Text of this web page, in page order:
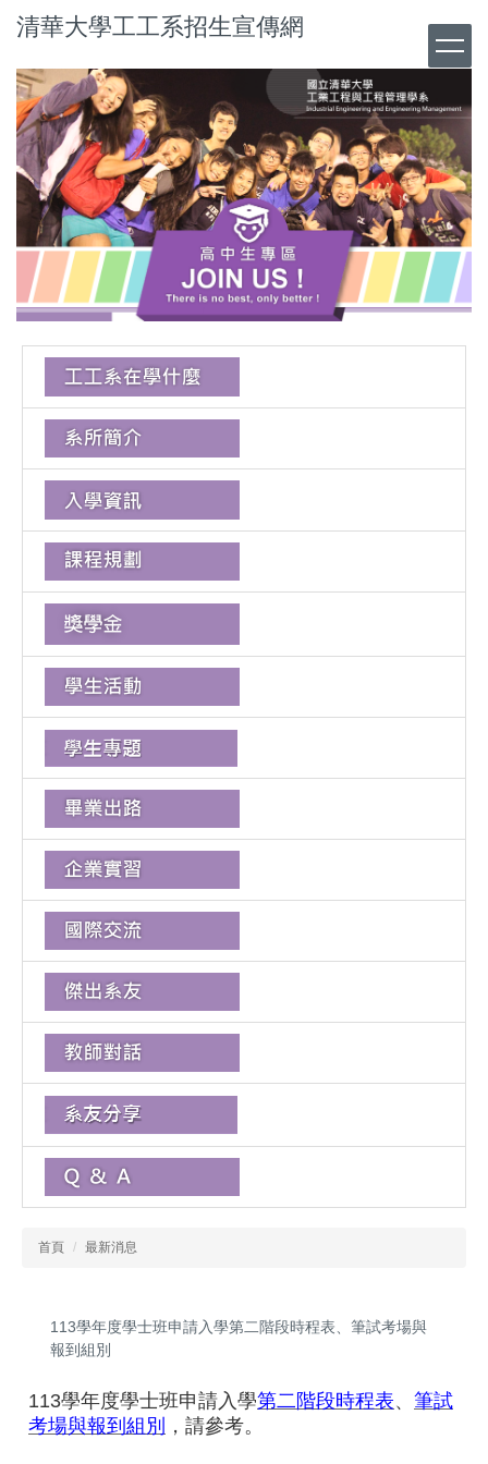
清華大學工工系招生宣傳網
首頁 最新消息
113學年度學士班申請入學第二階段時程表、筆試考場與
報到組別
113學年度學士班申請入學第二階段時程表、 筆試
考場與報到組 別 ，請參考。